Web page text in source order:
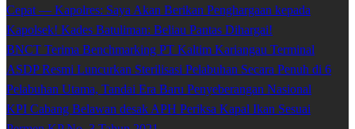
Cepat — Kapolres: Saya Akan Berikan Penghargaan kepada
Kapolsek! Kades Batuliman: Beliau Pantas Dihargai!
BNCT Terima Benchmarking PT Kaltim Kariangau Terminal
ASDP Resmi Luncurkan Sterilisasi Pelabuhan Secara Penuh di 6
Pelabuhan Utama, Tandai Era Baru Penyeberangan Nasional
KPI Cabang Belawan desak APH Periksa Kapal Ikan Sesuai